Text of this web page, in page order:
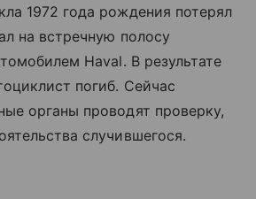
1972 года рождения потерял
на встречную полосу
Haval. В результате
погиб. Сейчас
органы проводят проверку,
случившегося.